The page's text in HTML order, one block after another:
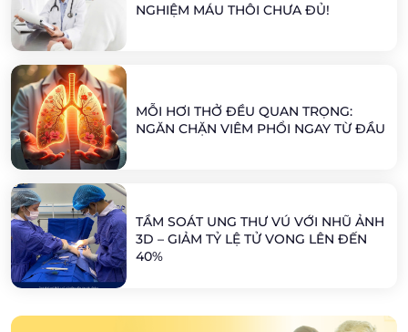
NGHIỆM MÁU THÔI CHƯA ĐỦ!
MỖI HƠI THỞ ĐỀU QUAN TRỌNG:
NGĂN CHẶN VIÊM PHỔI NGAY TỪ ĐẦU
TẦM SOÁT UNG THƯ VÚ VỚI NHŨ ẢNH
3D – GIẢM TỶ LỆ TỬ VONG LÊN ĐẾN
40%